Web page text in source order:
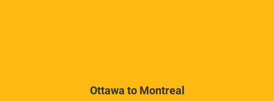
Ottawa to Montreal